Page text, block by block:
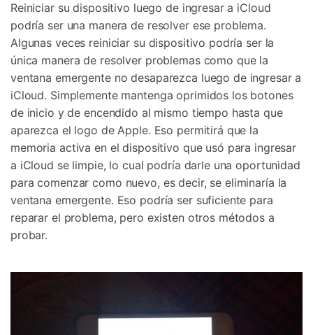
Reiniciar su dispositivo luego de ingresar a iCloud
podría ser una manera de resolver ese problema.
Algunas veces reiniciar su dispositivo podría ser la
única manera de resolver problemas como que la
ventana emergente no desaparezca luego de ingresar a
iCloud. Simplemente mantenga oprimidos los botones
de inicio y de encendido al mismo tiempo hasta que
aparezca el logo de Apple. Eso permitirá que la
memoria activa en el dispositivo que usó para ingresar
a iCloud se limpie, lo cual podría darle una oportunidad
para comenzar como nuevo, es decir, se eliminaría la
ventana emergente. Eso podría ser suficiente para
reparar el problema, pero existen otros métodos a
probar.